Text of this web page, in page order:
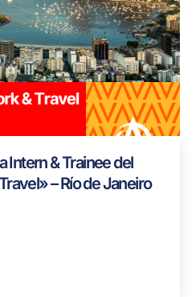
Intern & Trainee del
– Río de Janeiro